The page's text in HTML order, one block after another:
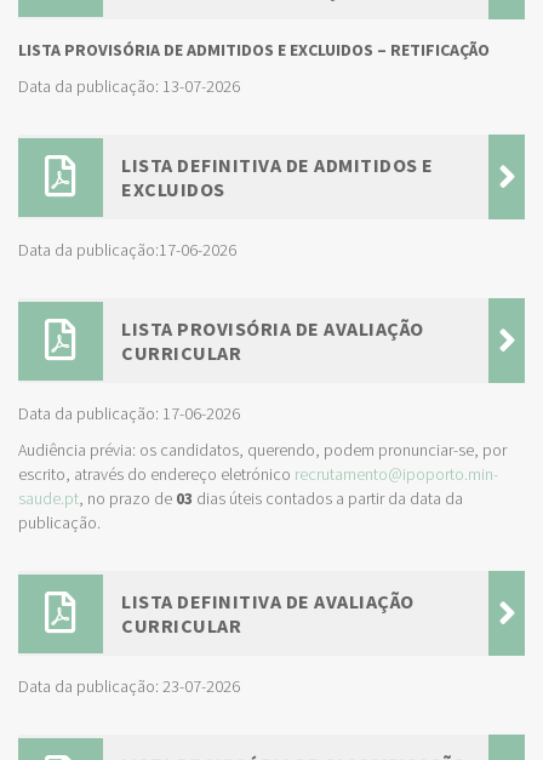
LISTA PROVISÓRIA DE ADMITIDOS E EXCLUIDOS – RETIFICAÇÃO
Data da publicação: 13-07-2026
LISTA DEFINITIVA DE ADMITIDOS E
EXCLUIDOS
Data da publicação:17-06-2026
LISTA PROVISÓRIA DE AVALIAÇÃO
CURRICULAR
Data da publicação: 17-06-2026
Audiência prévia: os candidatos, querendo, podem pronunciar-se, por
escrito, através do endereço eletrónico recrutamento@ipoporto.min-
saude.pt, no prazo de 03 dias úteis contados a partir da data da
publicação.
LISTA DEFINITIVA DE AVALIAÇÃO
CURRICULAR
Data da publicação: 23-07-2026